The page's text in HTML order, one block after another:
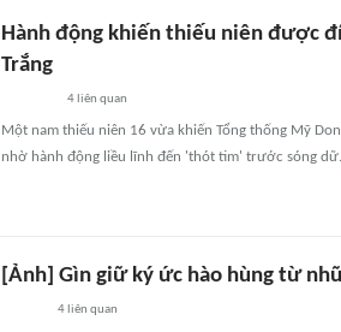
Hành động khiến thiếu niên được
Trắng
4liên quan
Một nam thiếu niên 16 vừa khiến Tổng thống Mỹ
nhờ hành động liều lĩnh đến 'thót tim' trước sóng dữ.
[Ảnh] Gìn giữ ký ức hào hùng từ
4 liên quan